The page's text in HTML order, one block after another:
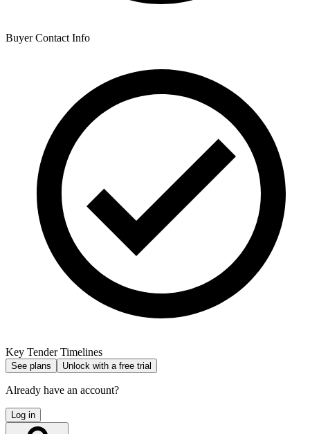
Buyer Contact Info
Key Tender Timelines
See plans Unlock with a free trial
Already have an account?
Log in